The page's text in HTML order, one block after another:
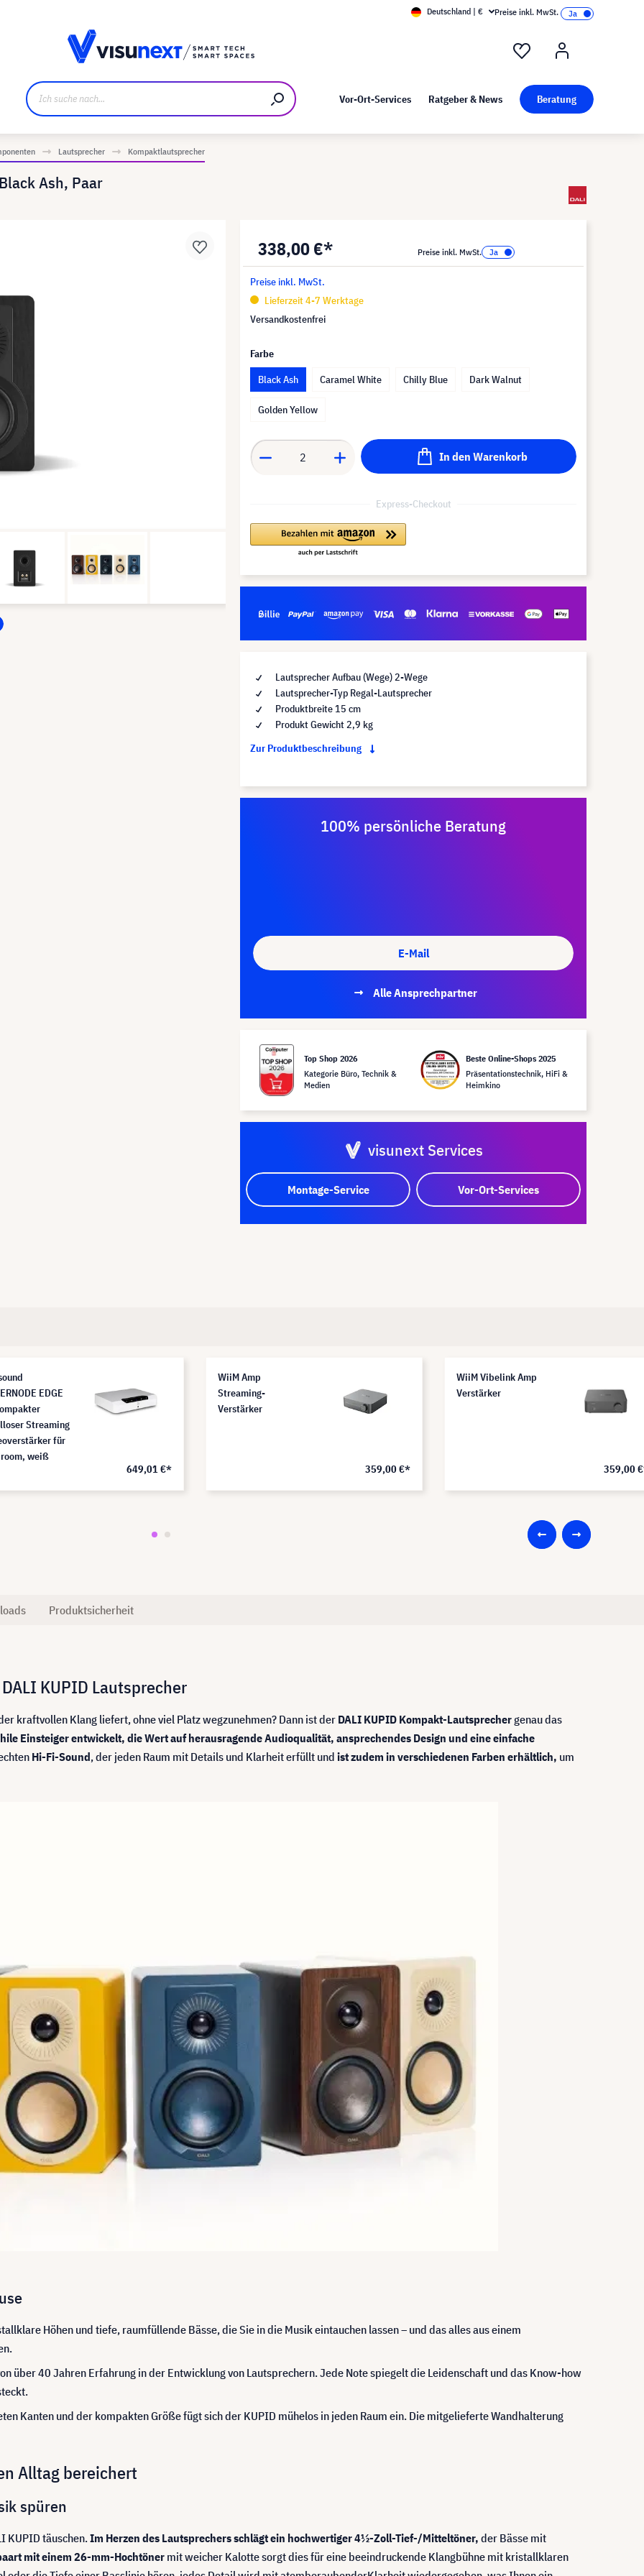
Kunst bei visunext
Deutschland | € Preise inkl. MwSt.
Vor-Ort-Services Ratgeber & News Beratung
Lautsprecher Kompaktlautsprecher
Ash, Paar
338,00 €* Preise inkl. MwSt.
Preise inkl. MwSt.
Lieferzeit 4-7 Werktage
Versandkostenfrei
Farbe
Black Ash
Caramel White Chilly Blue Dark Walnut
Golden Yellow
In den Warenkorb
Express-Checkout
Lautsprecher Aufbau (Wege) 2-Wege
Lautsprecher-Typ Regal-Lautsprecher
Produktbreite 15 cm
Produkt Gewicht 2,9 kg
Zur Produktbeschreibung
100% persönliche Beratung
E-Mail
Alle Ansprechpartner
Top Shop 2026
Kategorie Büro, Technik &
Medien
Beste Online-Shops 2025
Präsentationstechnik, HiFi &
Heimkino
visunext Services
Montage-Service Vor-Ort-Services
EDGE
Streaming
für
weiß
649,01 €*
WiiM Amp
Streaming-
Verstärker
359,00 €*
WiiM Vibelink Amp
Verstärker
359,00
Produktsicherheit
KUPID Lautsprecher
kraftvollen Klang liefert, ohne viel Platz wegzunehmen? Dann ist der DALI KUPID Kompakt-Lautsprechergenau das
Einsteiger entwickelt, die Wert auf herausragende Audioqualität, ansprechendes Design und eine einfache
Hi-Fi-Sound, der jeden Raum mit Details und Klarheit erfüllt und ist zudem in verschiedenen Farben erhältlich, um
Höhen und tiefe, raumfüllende Bässe, die Sie in die Musik eintauchen lassen – und das alles aus einem
über 40 Jahren Erfahrung in der Entwicklung von Lautsprechern. Jede Note spiegelt die Leidenschaft und das Know-how
Kanten und der kompakten Größe fügt sich der KUPID mühelos in jeden Raum ein. Die mitgelieferte Wandhalterung
Alltag bereichert
spüren
KUPID täuschen.Im Herzen des Lautsprechers schlägt ein hochwertiger 4½-Zoll-Tief-/Mitteltöner, der Bässe mit
mit einem 26-mm-Hochtöner mit weicher Kalotte sorgt dies für eine beeindruckende Klangbühne mit kristallklaren